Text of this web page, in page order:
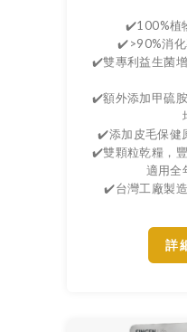
✔️100%植
✔️>90%消化
✔️雙專利益生菌
✔️額外添加甲硫
✔️添加皮毛保健
✔️雙顆粒乾糧，
適用全
✔️台灣工廠製
詳